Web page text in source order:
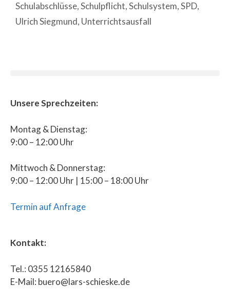
Schulabschlüsse,Schulpflicht,Schulsystem,SPD,
Ulrich Siegmund, Unterrichtsausfall
Unsere Sprechzeiten:
Montag & Dienstag:
9:00 – 12:00 Uhr
Mittwoch & Donnerstag:
9:00 – 12:00 Uhr | 15:00 – 18:00 Uhr
Termin auf Anfrage
Kontakt:
Tel.: 0355 12165840
E-Mail: buero@lars-schieske.de